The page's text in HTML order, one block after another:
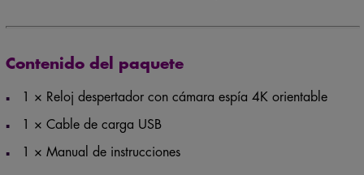
Contenido del paquete
1 × Reloj despertador con cámara espía 4K orientable
1 × Cable de carga USB
1 × Manual de instrucciones